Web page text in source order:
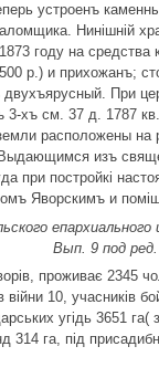
устроенъ
Нинішній
году на средства
р.) и прихожанъ;
При
хъ см. 37 д. 1787
расположены
изъ
при постройкі
Яворскимъ и
Вып. 9 под
проживає 2345
війни 10, учасників
угідь 3651
314 га, під